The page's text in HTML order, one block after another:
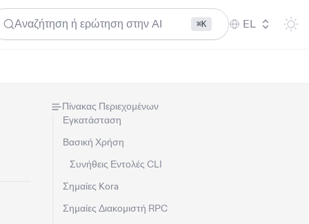
Αναζήτηση ή ερώτηση στην AI ⌘K EL
Πίνακας Περιεχομένων
Εγκατάσταση
Βασική Χρήση
Συνήθεις Εντολές CLI
Σημαίες Kora
Σημαίες Διακομιστή RPC